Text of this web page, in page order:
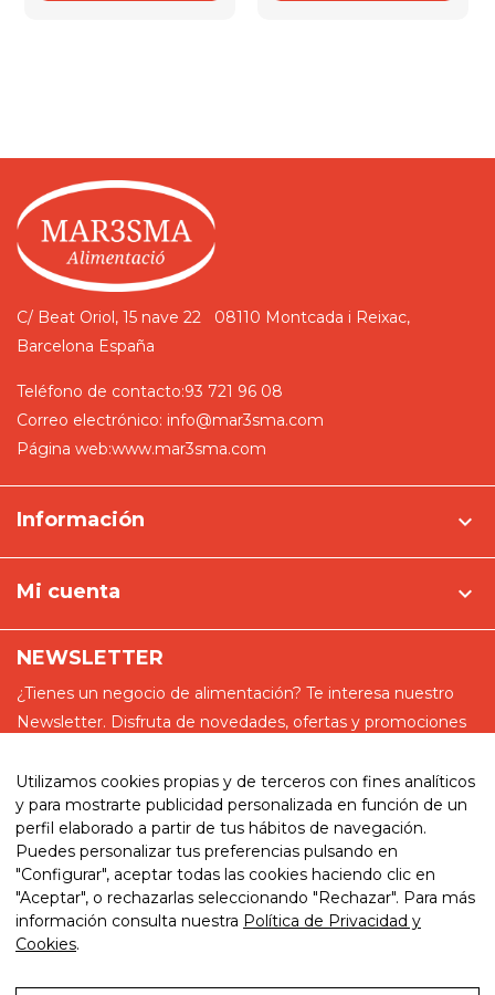
C/ Beat Oriol, 15 nave 22
08110 Montcada i Reixac,
Barcelona España
Teléfono de contacto:93 721 96 08
Correo electrónico: info@mar3sma.com
Página web:www.mar3sma.com
Información 
Mi cuenta 
NEWSLETTER
¿Tienes un negocio de alimentación? Te interesa nuestro
Newsletter. Disfruta de novedades, ofertas y promociones
He leído y acepto la política de privacidad
© 2026. My website. By eComm360
Utilizamos cookies propias y de terceros con fines analíticos
y para mostrarte publicidad personalizada en función de un
perfil elaborado a partir de tus hábitos de navegación.
Puedes personalizar tus preferencias pulsando en
"Configurar", aceptar todas las cookies haciendo clic en
"Aceptar", o rechazarlas seleccionando "Rechazar". Para más
información consulta nuestra Política de Privacidad y
Cookies.